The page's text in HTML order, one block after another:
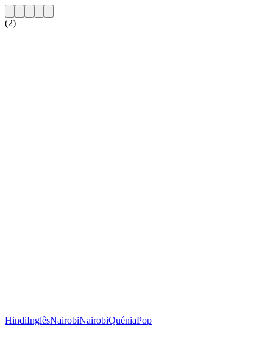
(2)
HindiInglêsNairobiNairobiQuéniaPop